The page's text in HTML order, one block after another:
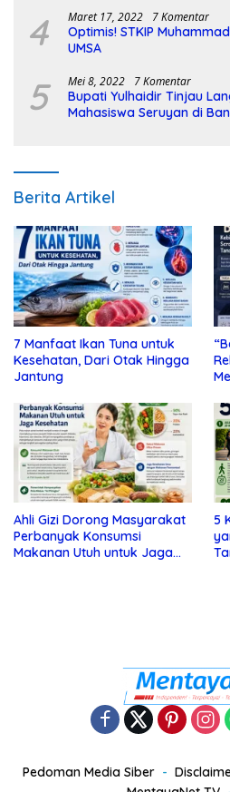
4 Maret 17, 2022 7 Komentar
Optimis! STKIP
UMSA
5 Mei 8, 2022 7 Komentar
Bupati Yulhaidir Tinjau
Mahasiswa Seruyan di
Berita Artikel
7 Manfaat Ikan Tuna untuk
Kesehatan, Dari Otak Hingga
Jantung
Ahli Gizi Dorong Masyarakat
Perbanyak Konsumsi
Makanan Utuh untuk Jaga
5
Pedoman Media Siber